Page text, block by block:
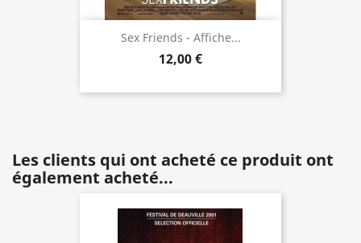
Sex Friends - Affiche...
12,00 €
Les clients qui ont acheté ce produit ont
également acheté...